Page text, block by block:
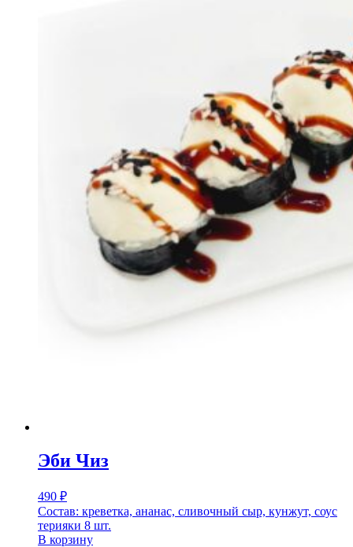
Эби Чиз
490 ₽
Состав: креветка, ананас, сливочный сыр, кунжут, соус
терияки 8 шт.
В корзину